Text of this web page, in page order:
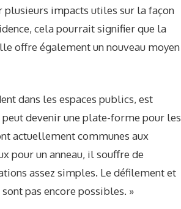
plusieurs impacts utiles sur la façon
cela pourrait signifier que la
offre également un nouveau moyen
dans les espaces publics, est
devenir une plate-forme pour les
actuellement communes aux
pour un anneau, il souffre de
assez simples. Le défilement et
pas encore possibles. »